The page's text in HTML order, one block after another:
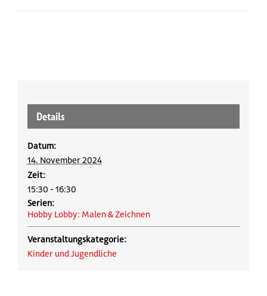
Details
Datum:
14. November 2024
Zeit:
15:30 - 16:30
Serien:
Hobby Lobby: Malen & Zeichnen
Veranstaltungskategorie:
Kinder und Jugendliche